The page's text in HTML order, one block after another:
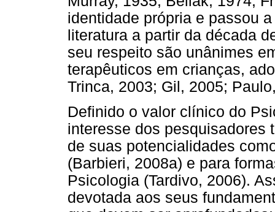
identidade própria e passou
literatura a partir da década
seu respeito são unânimes
terapêuticos em crianças,
Trinca, 2003; Gil, 2005;
Definido o valor clínico do
interesse dos pesquisadores
de suas potencialidades
(Barbieri, 2008a) e para
Psicologia (Tardivo, 2006).
devotada aos seus